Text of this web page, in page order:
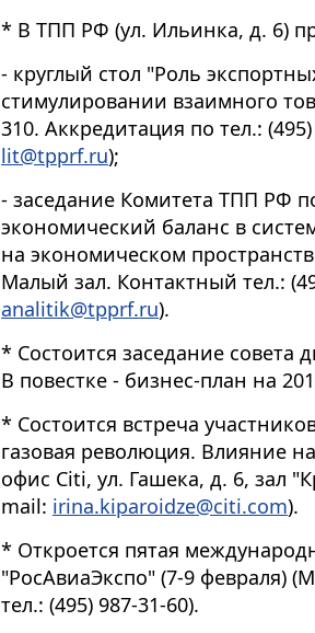
* В ТПП РФ (ул. Ильинка, д. 6)
- круглый стол "Роль
стимулировании взаимного
310. Аккредитация по тел.:
lit@tpprf.ru);
- заседание Комитета ТПП РФ
экономический баланс в
на экономическом
Малый зал. Контактный тел.:
analitik@tpprf.ru).
* Состоится заседание
В повестке - бизнес-план на
* Состоится встреча
газовая революция. Влияние
офис Citi, ул. Гашека, д. 6, зал
mail: irina.kiparoidze@citi.com).
* Откроется пятая
"РосАвиаЭкспо" (7-9 февраля)
тел.: (495) 987-31-60).